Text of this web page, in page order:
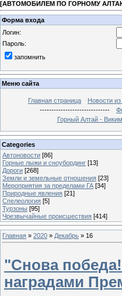
[АВТОМОБИЛЕМ ПО ГОРНОМУ
Форма входа
Логин:
Пароль:
запомнить
Меню сайта
Главная страница Новости
------------------------------
Горный Алтай -
Categories
Автоновости [86]
Горные лыжи и сноубординг [13]
Дороги [268]
Земли и земельные отношения [23]
Мероприятия за пределами ГА [34]
Природные явления [21]
Спелеология [5]
Турзоны [95]
Чрезвычайные происшествия [414]
Главная » 2020 » Декабрь » 16
"Снова
наградами